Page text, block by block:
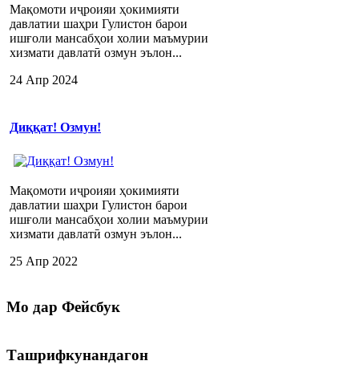
Мақомоти иҷроияи ҳокимияти
давлатии шаҳри Гулистон барои
ишғоли мансабҳои холии маъмурии
хизмати давлатӣ озмун эълон...
24 Апр 2024
Диққат! Озмун!
Мақомоти иҷроияи ҳокимияти
давлатии шаҳри Гулистон барои
ишғоли мансабҳои холии маъмурии
хизмати давлатӣ озмун эълон...
25 Апр 2022
Мо дар Фейсбук
Ташрифкунандагон